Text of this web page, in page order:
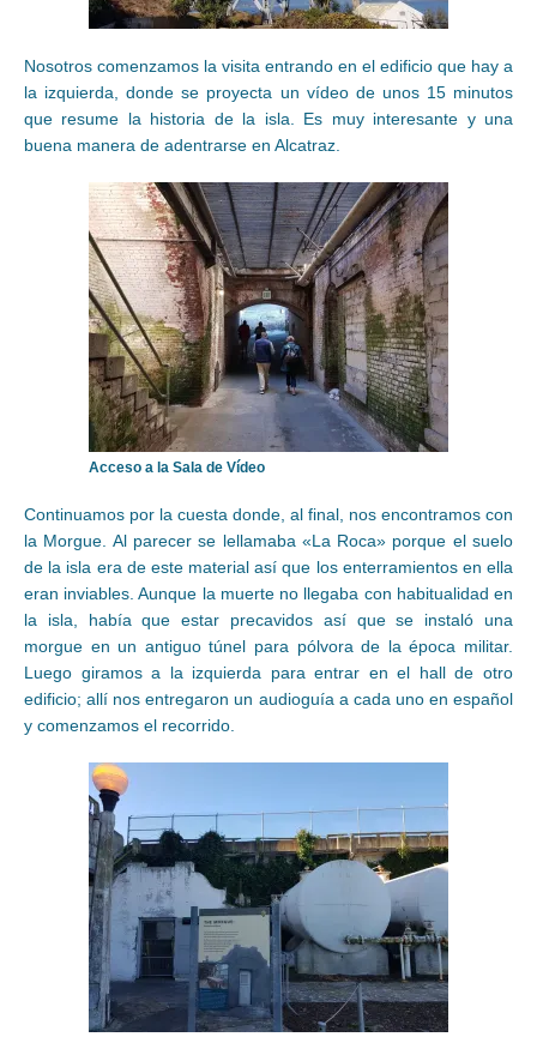
Nosotros comenzamos la visita entrando en el edificio que hay a
la izquierda, donde se proyecta un vídeo de unos 15 minutos
que resume la historia de la isla. Es muy interesante y una
buena manera de adentrarse en Alcatraz.
Acceso a la Sala de Vídeo
Continuamos por la cuesta donde, al final, nos encontramos con
la Morgue. Al parecer se lellamaba «La Roca» porque el suelo
de la isla era de este material así que los enterramientos en ella
eran inviables. Aunque la muerte no llegaba con habitualidad en
la isla, había que estar precavidos así que se instaló una
morgue en un antiguo túnel para pólvora de la época militar.
Luego giramos a la izquierda para entrar en el hall de otro
edificio; allí nos entregaron un audioguía a cada uno en español
y comenzamos el recorrido.